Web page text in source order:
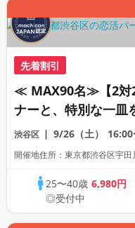
先着割引
≪ MAX90名≫‎【2対
ナーと、特別な一皿
来のご縁をつなぐ。
渋谷区 9/26（土） 16:00
開催地住所：東京都渋谷区宇
25〜40歳6,980円
◎受付中